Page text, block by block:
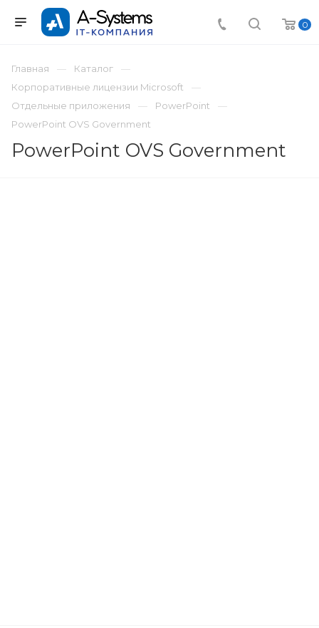
0
Главная
Каталог
Корпоративные лицензии Microsoft
Отдельные приложения
PowerPoint
PowerPoint OVS Government
PowerPoint OVS Government